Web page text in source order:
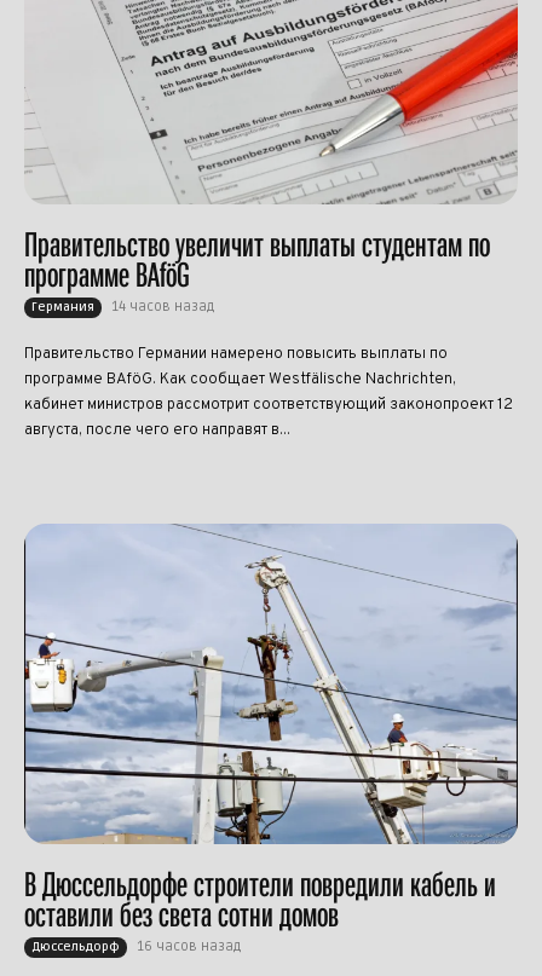
Правительство увеличит выплаты студентам по
программе BAföG
Германия 14 часов назад
Правительство Германии намерено повысить выплаты по
программе BAföG. Как сообщает Westfälische Nachrichten,
кабинет министров рассмотрит соответствующий законопроект 12
августа, после чего его направят в...
В Дюссельдорфе строители повредили кабель и
оставили без света сотни домов
Дюссельдорф 16 часов назад